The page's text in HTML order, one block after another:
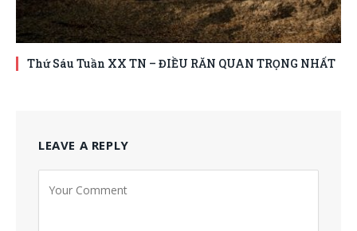
Thứ Sáu Tuần XX TN – ĐIỀU RĂN QUAN TRỌNG NHẤT
LEAVE A REPLY